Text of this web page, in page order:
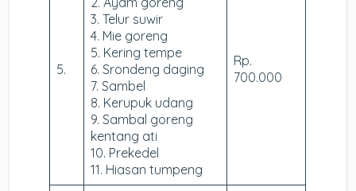
5.
3. Telur suwir
4. Mie goreng
5. Kering tempe
6. Srondeng daging
7. Sambel
8. Kerupuk udang
9. Sambal goreng
kentang ati
10. Prekedel
11. Hiasan tumpeng
Rp.
700.000